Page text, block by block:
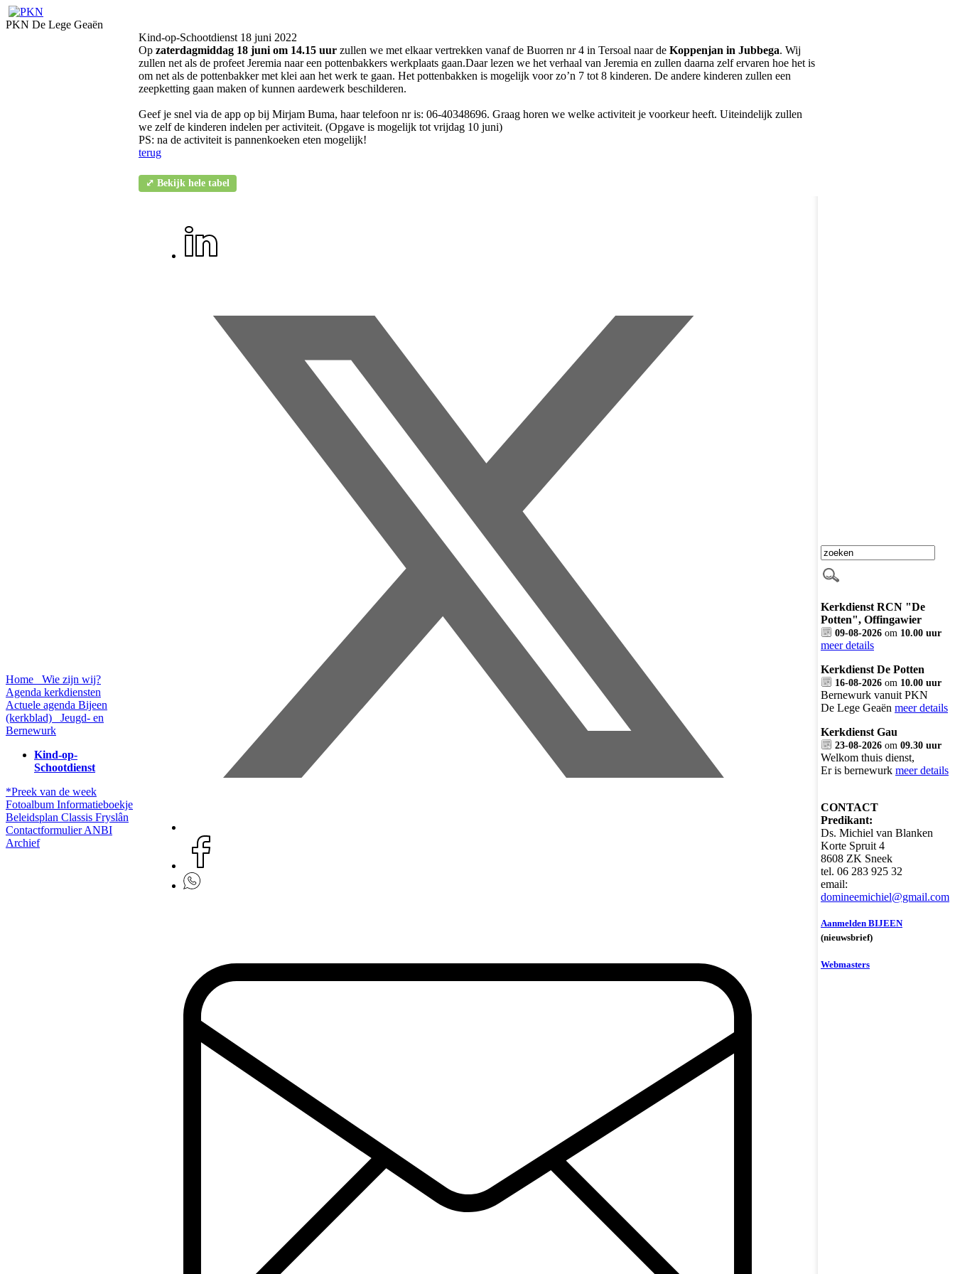
PKN De Lege Geaën
Home
Wie zijn wij?
Agenda kerkdiensten
Actuele agenda Bijeen
(kerkblad)
Jeugd- en
Bernewurk
Kind-op-
Schootdienst
*Preek van de week
Fotoalbum Informatieboekje
Beleidsplan Classis Fryslân
ContactformulierANBI
Archief
Kind-op-Schootdienst 18 juni 2022
Op zaterdagmiddag 18 juni om 14.15 uur zullen we met elkaar vertrekken vanaf de Buorren nr 4 in Tersoal naar de Koppenjan in Jubbega. Wij
zullen net als de profeet Jeremia naar een pottenbakkers werkplaats gaan.Daar lezen we het verhaal van Jeremia en zullen daarna zelf ervaren hoe het is
om net als de pottenbakker met klei aan het werk te gaan. Het pottenbakken is mogelijk voor zo’n 7 tot 8 kinderen. De andere kinderen zullen een
zeepketting gaan maken of kunnen aardewerk beschilderen.
Geef je snel via de app op bij Mirjam Buma, haar telefoon nr is: 06-40348696. Graag horen we welke activiteit je voorkeur heeft. Uiteindelijk zullen
we zelf de kinderen indelen per activiteit. (Opgave is mogelijk tot vrijdag 10 juni)
PS: na de activiteit is pannenkoeken eten mogelijk!
terug
⤢ Bekijk hele tabel
Kerkdienst RCN "De
Potten", Offingawier
09-08-2026 om 10.00 uur
meer details
Kerkdienst De Potten
16-08-2026 om 10.00 uur
Bernewurk vanuit PKN
De Lege Geaën meer details
Kerkdienst Gau
23-08-2026 om 09.30 uur
Welkom thuis dienst,
Er is bernewurk meer details
CONTACT
Predikant:
Ds. Michiel van Blanken
Korte Spruit 4
8608 ZK Sneek
tel. 06 283 925 32
email:
domineemichiel@gmail.com
Aanmelden BIJEEN
(nieuwsbrief)
Webmasters